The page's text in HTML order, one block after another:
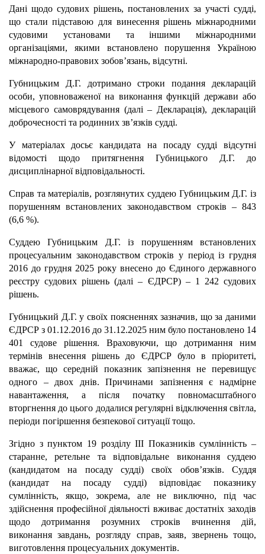
Дані щодо судових рішень, постановлених за участі судді,
що стали підставою для винесення рішень міжнародними
судовими установами та іншими міжнародними
організаціями, якими встановлено порушення Україною
міжнародно-правових зобов’язань, відсутні.
Губницьким Д.Г. дотримано строки подання декларацій
особи, уповноваженої на виконання функцій держави або
місцевого самоврядування (далі – Декларація), декларацій
доброчесності та родинних зв’язків судді.
У матеріалах досьє кандидата на посаду судді відсутні
відомості щодо притягнення Губницького Д.Г. до
дисциплінарної відповідальності.
Справ та матеріалів, розглянутих суддею Губницьким Д.Г. із
порушенням встановлених законодавством строків – 843
(6,6 %).
Суддею Губницьким Д.Г. із порушенням встановлених
процесуальним законодавством строків у період із грудня
2016 до грудня 2025 року внесено до Єдиного державного
реєстру судових рішень (далі – ЄДРСР) – 1 242 судових
рішень.
Губницький Д.Г. у своїх поясненнях зазначив, що за даними
ЄДРСР з 01.12.2016 до 31.12.2025 ним було постановлено 14
401 судове рішення. Враховуючи, що дотримання ним
термінів внесення рішень до ЄДРСР було в пріоритеті,
вважає, що середній показник запізнення не перевищує
одного – двох днів. Причинами запізнення є надмірне
навантаження, а після початку повномасштабного
вторгнення до цього додалися регулярні відключення світла,
періоди погіршення безпекової ситуації тощо.
Згідно з пунктом 19 розділу ІІІ Показників сумлінність –
старанне, ретельне та відповідальне виконання суддею
(кандидатом на посаду судді) своїх обов’язків. Суддя
(кандидат на посаду судді) відповідає показнику
сумлінність, якщо, зокрема, але не виключно, під час
здійснення професійної діяльності вживає достатніх заходів
щодо дотримання розумних строків вчинення дій,
виконання завдань, розгляду справ, заяв, звернень тощо,
виготовлення процесуальних документів.